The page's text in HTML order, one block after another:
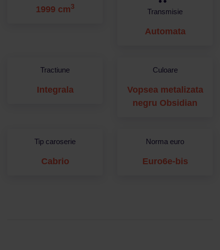
1999 cm3
Transmisie
Automata
Tractiune
Integrala
Culoare
Vopsea metalizata
negru Obsidian
Tip caroserie
Cabrio
Norma euro
Euro6e-bis